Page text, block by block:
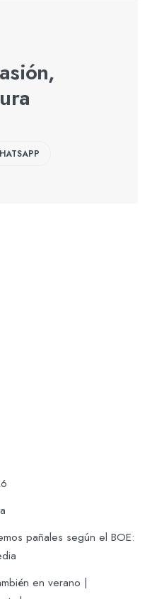
pañales según el BOE:
en verano |